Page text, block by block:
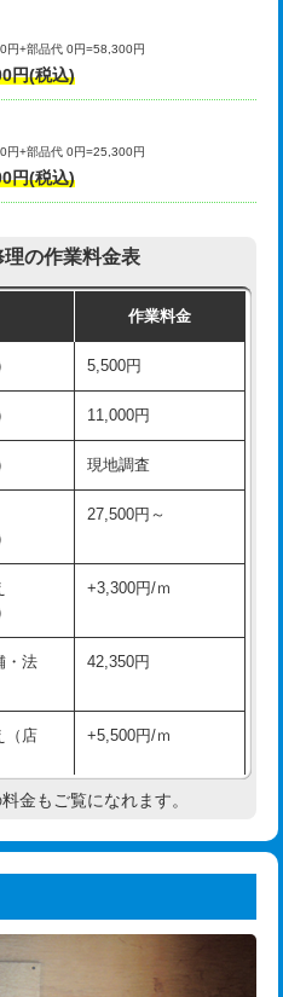
で）
え）
16,500円
現場見積
格です。
キ
ッキ
16,500円+材料費
プ
11,000円+材料費
13,200円
16,500円
栓） 16,500円
16,500円
3,300円
ド止
5,500円
し作
11,000円
）使
33,000円
）使
+8,800円
銅
)
・銅
)
円+部品代 0円=58,300円
円(税込)
円+部品代 0円=25,300円
円(税込)
の作業料金表
作業料金
5,500円
11,000円
現地調査
27,500円～
+3,300円/ｍ
・法
42,350円
（店
+5,500円/ｍ
現地調査
金もご覧になれます。